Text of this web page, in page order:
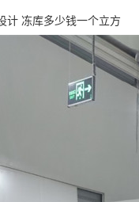
计 冻库多少钱一个立方